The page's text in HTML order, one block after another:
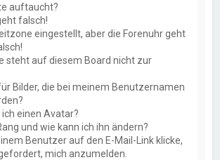
auftaucht?
falsch!
eingestellt, aber die Forenuhr geht
steht auf diesem Board nicht zur
Bilder, die bei meinem Benutzernamen
einen Avatar?
und wie kann ich ihn ändern?
Benutzer auf den E-Mail-Link klicke,
mich anzumelden.